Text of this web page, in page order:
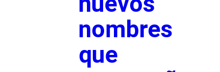
nombres
que